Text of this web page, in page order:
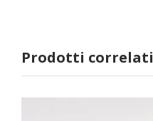
Prodotti correlati